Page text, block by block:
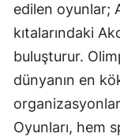
edilen oyunlar;
kıtalarındaki
buluşturur.
dünyanın en
Oyunları, hem